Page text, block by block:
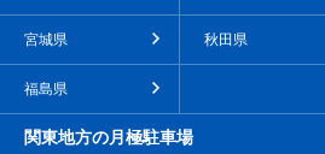
宮城県 秋田県
福島県
関東地方の月極駐車場